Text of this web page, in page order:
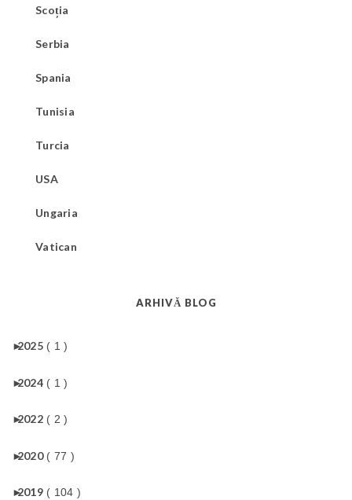
Scoția
Serbia
Spania
Tunisia
Turcia
USA
Ungaria
Vatican
ARHIVĂ BLOG
►
2025 ( 1 )
►
2024 ( 1 )
►
2022 ( 2 )
►
2020 ( 77 )
►
2019 ( 104 )